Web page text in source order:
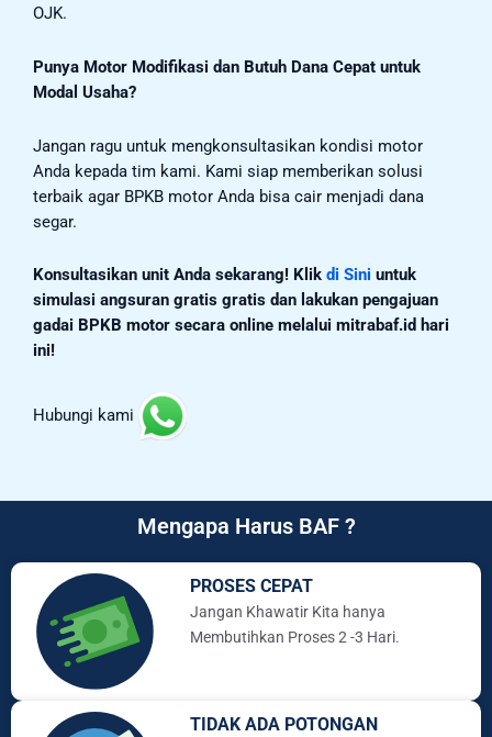
OJK.
Punya Motor Modifikasi dan Butuh Dana Cepat untuk
Modal Usaha?
Jangan ragu untuk mengkonsultasikan kondisi motor
Anda kepada tim kami. Kami siap memberikan solusi
terbaik agar BPKB motor Anda bisa cair menjadi dana
segar.
Konsultasikan unit Anda sekarang! Klik di Sini untuk
simulasi angsuran gratis gratis dan lakukan pengajuan
gadai BPKB motor secara online melalui mitrabaf.id hari
ini!
Hubungi kami
Mengapa Harus BAF ?
PROSES CEPAT
Jangan Khawatir Kita hanya
Membutihkan Proses 2 -3 Hari.
TIDAK ADA POTONGAN